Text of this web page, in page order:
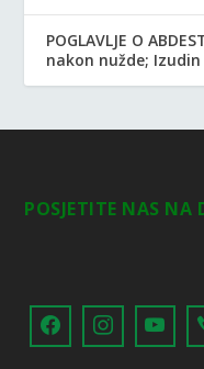
POGLAVLJE O
nakon nužde;
POSJETITE NAS NA